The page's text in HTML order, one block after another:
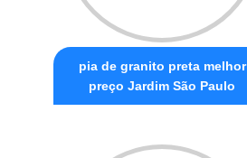
pia de granito preta melhor
preço Jardim São Paulo